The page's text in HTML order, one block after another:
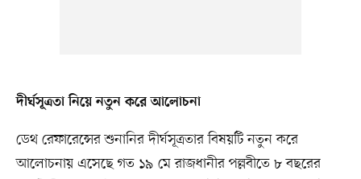
দীর্ঘসূত্রতা নিয়ে নতুন করে আলোচনা
ডেথ রেফারেন্সের শুনানির দীর্ঘসূত্রতার বিষয়টি নতুন করে
আলোচনায় এসেছে গত ১৯ মে রাজধানীর পল্লবীতে ৮ বছরের